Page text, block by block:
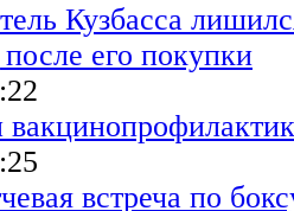
Кузбасса
его покупки
встреча по